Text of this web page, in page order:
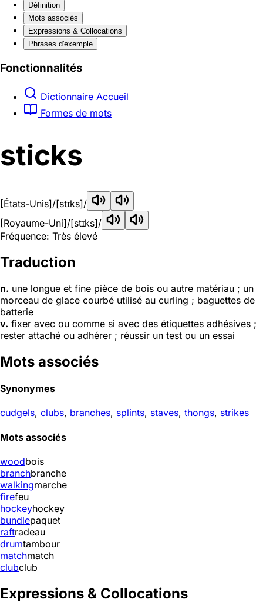
Définition
Mots associés
Expressions & Collocations
Phrases d'exemple
Fonctionnalités
Dictionnaire Accueil
Formes de mots
sticks
[États-Unis]/[stɪks]/
[Royaume-Uni]/[stɪks]/
Fréquence: Très élevé
Traduction
n. une longue et fine pièce de bois ou autre matériau ; un
morceau de glace courbé utilisé au curling ; baguettes de
batterie
v. fixer avec ou comme si avec des étiquettes adhésives ;
rester attaché ou adhérer ; réussir un test ou un essai
Mots associés
Synonymes
cudgels, clubs, branches, splints, staves, thongs, strikes
Mots associés
woodbois
branchbranche
walkingmarche
firefeu
hockeyhockey
bundlepaquet
raftradeau
drumtambour
matchmatch
clubclub
Expressions & Collocations